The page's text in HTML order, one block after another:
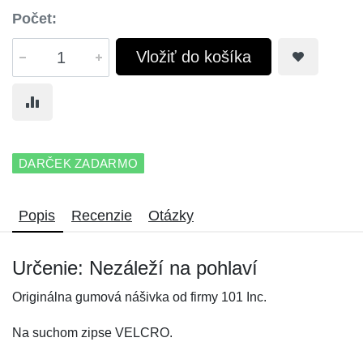
Počet:
Vložiť do košíka
DARČEK ZADARMO
Popis Recenzie Otázky
Určenie: Nezáleží na pohlaví
Originálna gumová nášivka od firmy 101 Inc.
Na suchom zipse VELCRO.